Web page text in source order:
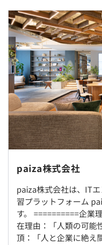
初心者でも楽しく学習で
【paizaラーニング】：
各種プログラミングゲー
https://paiza.jp/
ブラウザでプログラミン
行環境」【paiza.IO】：
クラウド開発環境【
早期選考説明会時にご説
早期選考説明会時にご説
東京勤務。転勤はありま
受動喫煙防止措置に関す
敷地内禁煙（喫煙場所あり
東京メトロ日比谷線 虎
ロ銀座線虎ノ門駅 徒歩4
各々の自主性に任せてい
平均残業時間：全社平均
【年間休日126日】
■完全週休2日制（土・
■祝日
■年末年始休暇：12/29
■夏季リフレッシュ休暇
■特別休暇／慶弔休暇
■有給休暇（入社日に2
■生理休暇
■産前産後休暇
■育児・介護休業制度に
■子の看護休暇
■通勤交通費（全額支給
過去３年間の新卒採用者
前年度 採用者数2人 離
過去３年間の新卒採用者
前年度 男性2人 女性0人
研修の有無及び内容
OJT、外部の研修
自己啓発支援の有無及び
メンター制度の有無
あり
キャリアコンサルティ
なし
社内検定等の制度の有無
なし
paiza株式会社
paiza株式会社は、IT
習プラットフォーム
す。 ==========企業理念・事業概要========== 存
在理由：「人類の可能
頂：「人と企業に絶え